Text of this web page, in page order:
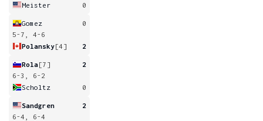
Meister
0
Gomez
0
5-7, 4-6
Polansky[4] 2
Rola[7]
2
6-3, 6-2
Scholtz
0
Sandgren
2
6-4, 6-4